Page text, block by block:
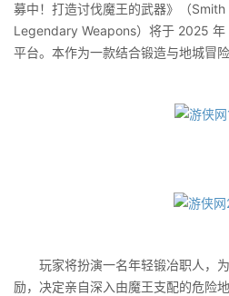
募中！打造讨伐魔王的武器》（
Legendary Weapons）将于 2025
平台。本作为一款结合锻造与地城冒
玩家将扮演一名年轻锻冶职人，为
励，决定亲自深入由魔王支配的危险